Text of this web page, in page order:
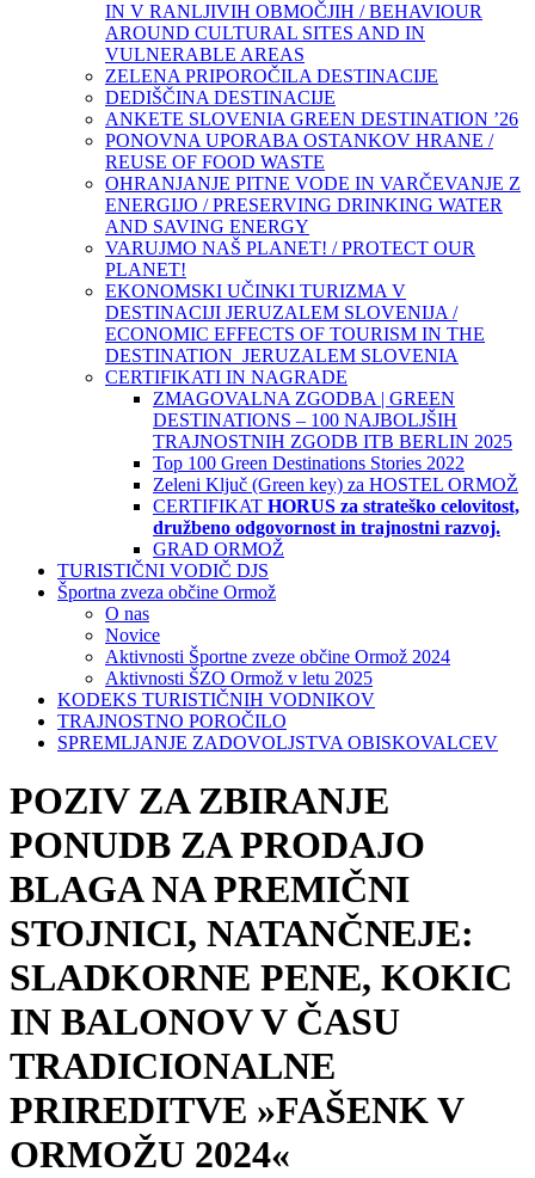
IN V RANLJIVIH OBMOČJIH / BEHAVIOUR
AROUND CULTURAL SITES AND IN
VULNERABLE AREAS
ZELENA PRIPOROČILA DESTINACIJE
DEDIŠČINA DESTINACIJE
ANKETE SLOVENIA GREEN DESTINATION ’26
PONOVNA UPORABA OSTANKOV HRANE /
REUSE OF FOOD WASTE
OHRANJANJE PITNE VODE IN VARČEVANJE Z
ENERGIJO / PRESERVING DRINKING WATER
AND SAVING ENERGY
VARUJMO NAŠ PLANET! / PROTECT OUR
PLANET!
EKONOMSKI UČINKI TURIZMA V
DESTINACIJI JERUZALEM SLOVENIJA /
ECONOMIC EFFECTS OF TOURISM IN THE
DESTINATION JERUZALEM SLOVENIA
CERTIFIKATI IN NAGRADE
ZMAGOVALNA ZGODBA | GREEN
DESTINATIONS – 100 NAJBOLJŠIH
TRAJNOSTNIH ZGODB ITB BERLIN 2025
Top 100 Green Destinations Stories 2022
Zeleni Ključ (Green key) za HOSTEL ORMOŽ
CERTIFIKAT HORUS za strateško celovitost,
družbeno odgovornost in trajnostni razvoj.
GRAD ORMOŽ
TURISTIČNI VODIČ DJS
Športna zveza občine Ormož
O nas
Novice
Aktivnosti Športne zveze občine Ormož 2024
Aktivnosti ŠZO Ormož v letu 2025
KODEKS TURISTIČNIH VODNIKOV
TRAJNOSTNO POROČILO
SPREMLJANJE ZADOVOLJSTVA OBISKOVALCEV
POZIV ZA ZBIRANJE
PONUDB ZA PRODAJO
BLAGA NA PREMIČNI
STOJNICI, NATANČNEJE:
SLADKORNE PENE, KOKIC
IN BALONOV V ČASU
TRADICIONALNE
PRIREDITVE »FAŠENK V
ORMOŽU 2024«